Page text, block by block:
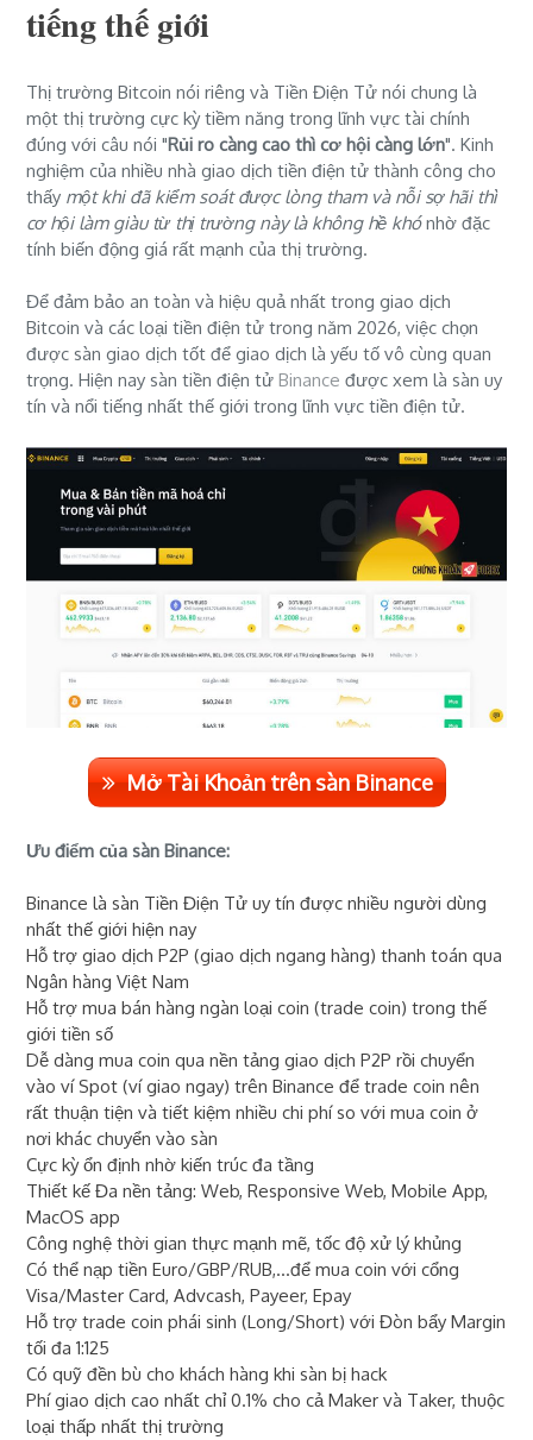
tiếng thế giới
Thị trường Bitcoin nói riêng và Tiền Điện Tử nói chung là
một thị trường cực kỳ tiềm năng trong lĩnh vực tài chính
đúng với câu nói "Rủi ro càng cao thì cơ hội càng lớn". Kinh
nghiệm của nhiều nhà giao dịch tiền điện tử thành công cho
thấy một khi đã kiểm soát được lòng tham và nỗi sợ hãi thì
cơ hội làm giàu từ thị trường này là không hề khónhờ đặc
tính biến động giá rất mạnh của thị trường.
Để đảm bảo an toàn và hiệu quả nhất trong giao dịch
Bitcoin và các loại tiền điện tử trong năm 2026, việc chọn
được sàn giao dịch tốt để giao dịch là yếu tố vô cùng quan
trọng. Hiện nay sàn tiền điện tửBinance được xem là sàn uy
tín và nổi tiếng nhất thế giới trong lĩnh vực tiền điện tử.
Mở Tài Khoản trên sàn Binance
Ưu điểm của sàn Binance:
Binance là sàn Tiền Điện Tử uy tín được nhiều người dùng
nhất thế giới hiện nay
Hỗ trợ giao dịch P2P (giao dịch ngang hàng) thanh toán qua
Ngân hàng Việt Nam
Hỗ trợ mua bán hàng ngàn loại coin (trade coin) trong thế
giới tiền số
Dễ dàng mua coin qua nền tảng giao dịch P2P rồi chuyển
vào ví Spot (ví giao ngay) trên Binance để trade coin nên
rất thuận tiện và tiết kiệm nhiều chi phí so với mua coin ở
nơi khác chuyển vào sàn
Cực kỳ ổn định nhờ kiến trúc đa tầng
Thiết kế Đa nền tảng: Web, Responsive Web, Mobile App,
MacOS app
Công nghệ thời gian thực mạnh mẽ, tốc độ xử lý khủng
Có thể nạp tiền Euro/GBP/RUB,...để mua coin với cổng
Visa/Master Card, Advcash, Payeer, Epay
Hỗ trợ trade coin phái sinh (Long/Short) với Đòn bẩy Margin
tối đa 1:125
Có quỹ đền bù cho khách hàng khi sàn bị hack
Phí giao dịch cao nhất chỉ 0.1% cho cả Maker và Taker, thuộc
loại thấp nhất thị trường